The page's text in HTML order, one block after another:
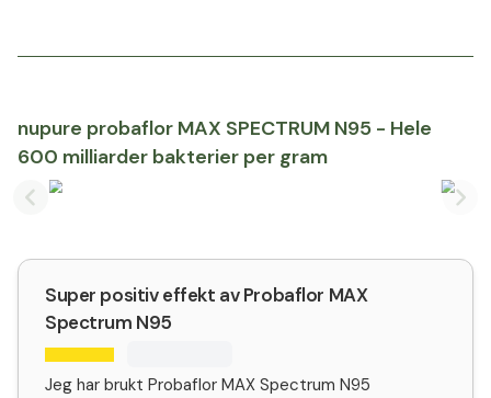
nupure probaflor MAX SPECTRUM N95 - Hele
600 milliarder bakterier per gram
Previous slide
Super positiv effekt av Probaflor MAX
Spectrum N95
Jeg har brukt Probaflor MAX Spectrum N95